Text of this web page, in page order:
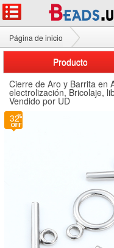
Página de inicio
Cierre de Aro y Barrita en Acero
Producto
Cierre de Aro y Barrita en
electrolización, Bricolaje,
Vendido por UD